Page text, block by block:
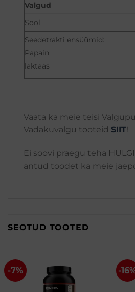
Valgud
Sool
Seedetrakti ensüümid:
Papain
laktaas
Vaata ka meie teisi
Vadakuvalgu tooteid SIIT!
Ei soovi praegu teha
antud toodet ka meie
SEOTUD TOOTED
-7% -